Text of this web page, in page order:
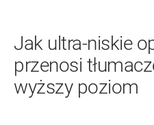
Jak ultra-niskie
przenosi
wyższy poziom